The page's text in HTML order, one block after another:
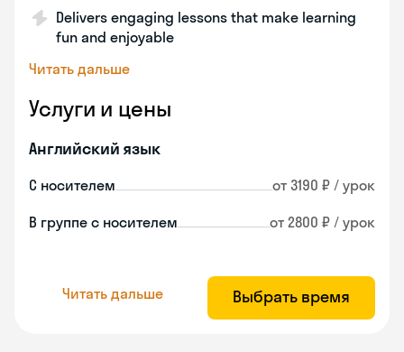
Delivers engaging lessons that make learning
fun and enjoyable
Читать дальше
Услуги и цены
Английский язык
С носителем от 3190 ₽ / урок
В группе с носителем от 2800 ₽ / урок
Читать дальше Выбрать время